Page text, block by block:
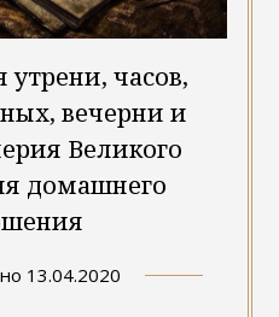
часов,
вечерни и
Великого
домашнего
13.04.2020